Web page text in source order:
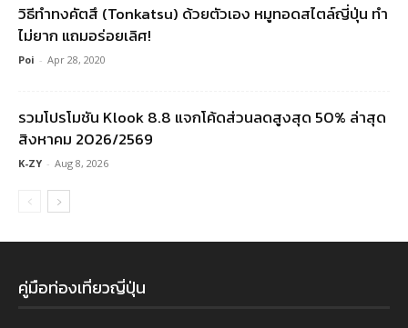
วิธีทำทงคัตสึ (Tonkatsu) ด้วยตัวเอง หมูทอดสไตล์ญี่ปุ่น ทำ
ไม่ยาก แถมอร่อยเลิศ!
Poi - Apr 28, 2020
รวมโปรโมชัน Klook 8.8 แจกโค้ดส่วนลดสูงสุด 50% ล่าสุด
สิงหาคม 2026/2569
K-ZY - Aug 8, 2026
คู่มือท่องเที่ยวญี่ปุ่น